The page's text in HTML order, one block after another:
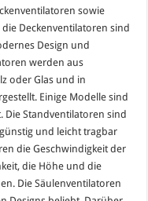
sowie
Deckenventilatoren sind
Design und
werden aus
oder Glas und in
Einige Modelle sind
Die Standventilatoren sind
und leicht tragbar
die Geschwindigkeit der
die Höhe und die
Die Säulenventilatoren